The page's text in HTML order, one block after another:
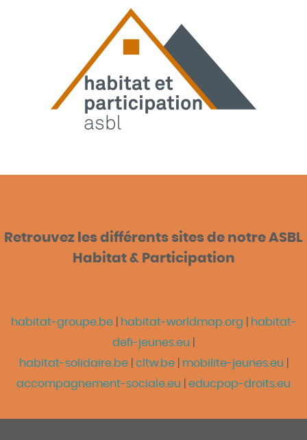
Retrouvez les différents sites de notre ASBL
Habitat & Participation
habitat-groupe.be| habitat-worldmap.org
habitat-
defi-jeunes.eu
habitat-solidaire.be| cltw.be| mobilite-jeunes.eu
accompagnement-sociale.eu
educpop-droits.eu